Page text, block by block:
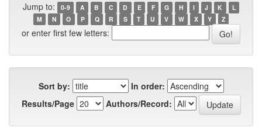
Jump to: 0-9 A B C D E F G H I J K
L
M
N O P Q R S T U V W X Y Z
or enter first few letters:
Sort by:
In order:
Results/Page
Authors/Record: